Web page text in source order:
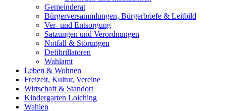
Gemeinderat
Bürgerversammlungen, Bürgerbriefe & Leitbild
Ver- und Entsorgung
Satzungen und Verordnungen
Notfall & Störungen
Defibrillatoren
Wahlamt
Leben & Wohnen
Freizeit, Kultur, Vereine
Wirtschaft & Standort
Kindergarten Loiching
Wahlen